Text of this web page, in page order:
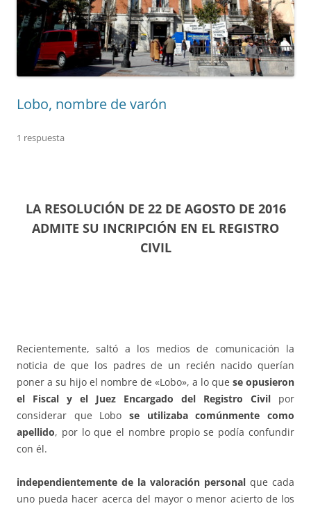
Lobo, nombre de varón
1 respuesta
LA RESOLUCIÓN DE 22 DE AGOSTO DE 2016
ADMITE SU INCRIPCIÓN EN EL REGISTRO
CIVIL
Recientemente, saltó a los medios de comunicación la
noticia de que los padres de un recién nacido querían
poner a su hijo el nombre de «Lobo», a lo que se opusieron
el Fiscal y el Juez Encargado del Registro Civil por
considerar que Lobo se utilizaba comúnmente como
apellido, por lo que el nombre propio se podía confundir
con él.
independientemente de la valoración personal que cada
uno pueda hacer acerca del mayor o menor acierto de los